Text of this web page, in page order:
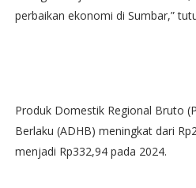
perbaikan ekonomi di Sumbar,”
Produk Domestik Regional Bruto
Berlaku (ADHB) meningkat dari
menjadi Rp332,94 pada 2024.